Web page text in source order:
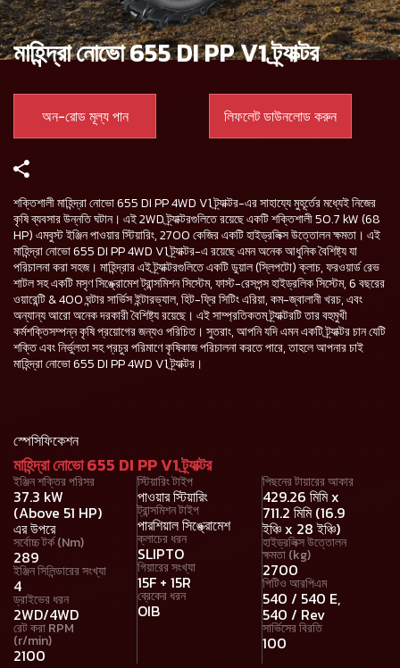
মাহিন্দ্রা নোভো 655 DI PP V1 ট্র্যাক্টর
অন-রোড মূল্য পান লিফলেট ডাউনলোড করুন
শক্তিশালী মাহিন্দ্রা নোভো 655 DI PP 4WD V1 ট্র্যাক্টর-এর সাহায্যে মুহূর্তের মধ্যেই নিজের
কৃষি ব্যবসার উন্নতি ঘটান। এই 2WD ট্র্যাক্টরগুলিতে রয়েছে একটি শক্তিশালী 50.7 kW (68
HP) এমবুস্ট ইঞ্জিন পাওয়ার স্টিয়ারিং, 2700 কেজির একটি হাইড্রলিক্স উত্তোলন ক্ষমতা। এই
মাহিন্দ্রা নোভো 655 DI PP 4WD V1 ট্র্যাক্টর-এ রয়েছে এমন অনেক আধুনিক বৈশিষ্ট্য যা
পরিচালনা করা সহজ। মাহিন্দ্রার এই ট্র্যাক্টরগুলিতে একটি ডুয়াল (স্লিপটো) ক্লাচ, ফরওয়ার্ড রেভ
শাটল সহ একটি মসৃণ সিঙ্ক্রোমেশ ট্রান্সমিশন সিস্টেম, ফাস্ট-রেসপন্স হাইড্রলিক সিস্টেম, 6 বছরের
ওয়ারেন্টি & 400 ঘন্টার সার্ভিস ইন্টারভ্যাল, হিট-ফ্রি সিটিং এরিয়া, কম-জ্বালানী খরচ, এবং
অন্যান্য আরো অনেক দরকারী বৈশিষ্ট্য রয়েছে। এই সাম্প্রতিকতম ট্র্যাক্টরটি তার বহুমুখী
কর্মশক্তিসম্পন্ন কৃষি প্রয়োগের জন্যও পরিচিত। সুতরাং, আপনি যদি এমন একটি ট্র্যাক্টর চান যেটি
শক্তি এবং নির্ভুলতা সহ প্রচুর পরিমাণে কৃষিকাজ পরিচালনা করতে পারে, তাহলে আপনার চাই
মাহিন্দ্রা নোভো 655 DI PP 4WD V1 ট্র্যাক্টর।
স্পেসিফিকেশন
মাহিন্দ্রা নোভো 655 DI PP V1 ট্র্যাক্টর
ইঞ্জিন শক্তির পরিসর
37.3 kW
(Above 51 HP)
এর উপরে
সর্বোচ্চ টর্ক (Nm)
289
ইঞ্জিন সিলিন্ডারের সংখ্যা
4
ড্রাইভের ধরন
2WD/4WD
রেট করা RPM
(r/min)
2100
স্টিয়ারিং টাইপ
পাওয়ার স্টিয়ারিং
ট্রান্সমিশন টাইপ
পারশিয়াল সিঙ্ক্রোমেশ
ক্লাচের ধরন
SLIPTO
গিয়ারের সংখ্যা
15F + 15R
ব্রেকের ধরন
OIB
পিছনের টায়ারের আকার
429.26 মিমি x
711.2 মিমি (16.9
ইঞ্চি x 28 ইঞ্চি)
হাইড্রলিক্স উত্তোলন
ক্ষমতা (kg)
2700
পিটিও আরপিএম
540 / 540 E,
540 / Rev
সার্ভিসের বিরতি
100